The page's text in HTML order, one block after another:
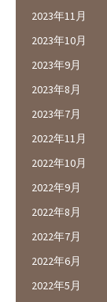
2023年11月
2023年10月
2023年9月
2023年8月
2023年7月
2022年11月
2022年10月
2022年9月
2022年8月
2022年7月
2022年6月
2022年5月